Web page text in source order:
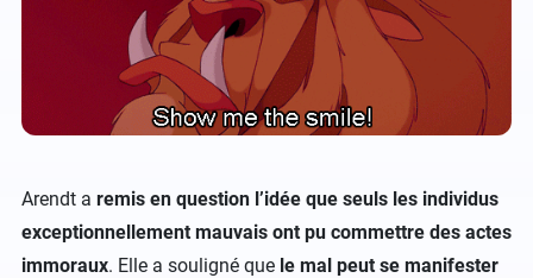
Arendt a remis en question l’idée que seuls les individus
exceptionnellement mauvais ont pu commettre des actes
immoraux. Elle a souligné que le mal peut se manifester